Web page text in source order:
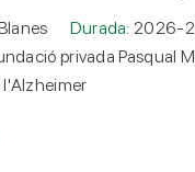
Durada: 2026-
privada Pasqual
l'Alzheimer